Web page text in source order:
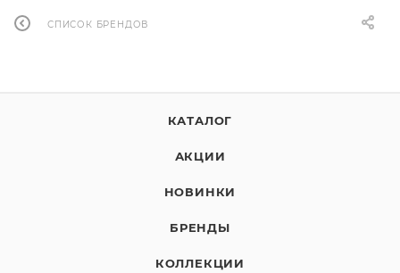
СПИСОК БРЕНДОВ
КАТАЛОГ
АКЦИИ
НОВИНКИ
БРЕНДЫ
КОЛЛЕКЦИИ